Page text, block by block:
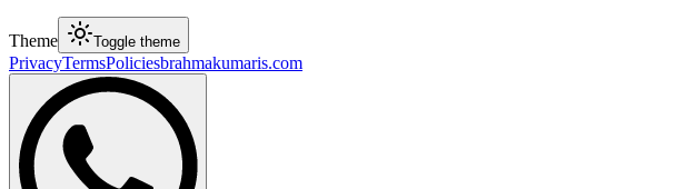
Theme Toggle theme
PrivacyTermsPoliciesbrahmakumaris.com